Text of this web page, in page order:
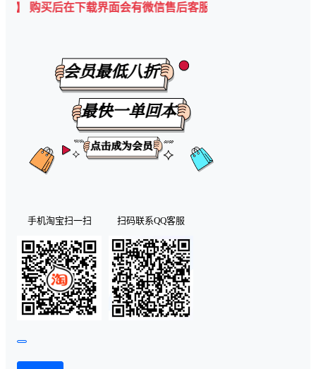
在下载界面会有微信售后客服二维码💡
手机淘宝扫一扫 扫码联系QQ客服